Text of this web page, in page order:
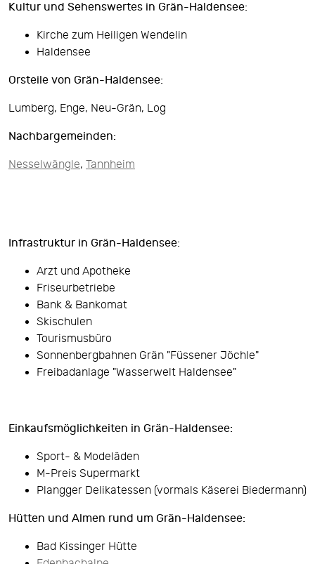
Kultur und Sehenswertes in Grän-Haldensee:
Kirche zum Heiligen Wendelin
Haldensee
Orsteile von Grän-Haldensee:
Lumberg, Enge, Neu-Grän, Log
Nachbargemeinden:
Nesselwängle, Tannheim
Infrastruktur in Grän-Haldensee:
Arzt und Apotheke
Friseurbetriebe
Bank & Bankomat
Skischulen
Tourismusbüro
Sonnenbergbahnen Grän "Füssener Jöchle"
Freibadanlage "Wasserwelt Haldensee"
Einkaufsmöglichkeiten in Grän-Haldensee:
Sport- & Modeläden
M-Preis Supermarkt
Plangger Delikatessen (vormals Käserei Biedermann)
Hütten und Almen rund um Grän-Haldensee:
Bad Kissinger Hütte